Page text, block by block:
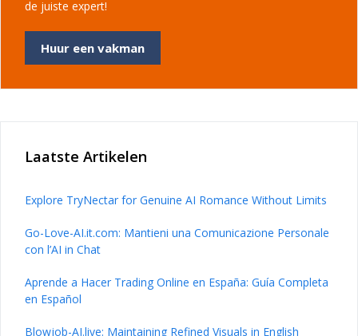
de juiste expert!
Huur een vakman
Laatste Artikelen
Explore TryNectar for Genuine AI Romance Without Limits
Go-Love-AI.it.com: Mantieni una Comunicazione Personale
con l’AI in Chat
Aprende a Hacer Trading Online en España: Guía Completa
en Español
Blowjob-AI.live: Maintaining Refined Visuals in English